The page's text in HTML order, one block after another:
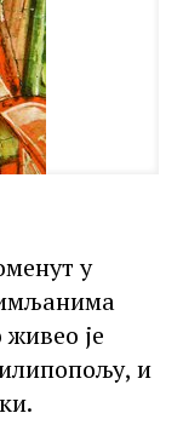
у
је
и